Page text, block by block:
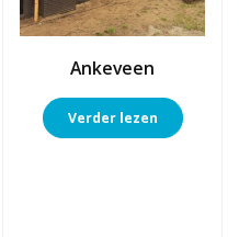
Ankeveen
Verder lezen